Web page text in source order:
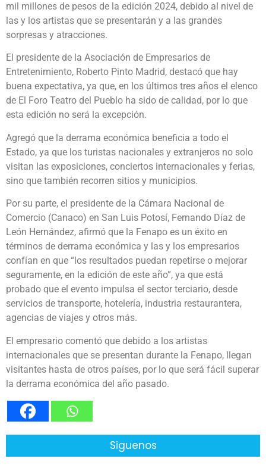
mil millones de pesos de la edición 2024, debido al nivel de
las y los artistas que se presentarán y a las grandes
sorpresas y atracciones.
El presidente de la Asociación de Empresarios de
Entretenimiento, Roberto Pinto Madrid, destacó que hay
buena expectativa, ya que, en los últimos tres años el elenco
de El Foro Teatro del Pueblo ha sido de calidad, por lo que
esta edición no será la excepción.
Agregó que la derrama económica beneficia a todo el
Estado, ya que los turistas nacionales y extranjeros no solo
visitan las exposiciones, conciertos internacionales y ferias,
sino que también recorren sitios y municipios.
Por su parte, el presidente de la Cámara Nacional de
Comercio (Canaco) en San Luis Potosí, Fernando Díaz de
León Hernández, afirmó que la Fenapo es un éxito en
términos de derrama económica y las y los empresarios
confían en que “los resultados puedan repetirse o mejorar
seguramente, en la edición de este año”, ya que está
probado que el evento impulsa el sector terciario, desde
servicios de transporte, hotelería, industria restaurantera,
agencias de viajes y otros más.
El empresario comentó que debido a los artistas
internacionales que se presentan durante la Fenapo, llegan
visitantes hasta de otros países, por lo que será fácil superar
la derrama económica del año pasado.
Siguenos